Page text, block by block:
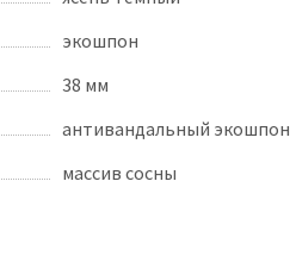
экошпон
38 мм
антивандальный экошпон
массив сосны